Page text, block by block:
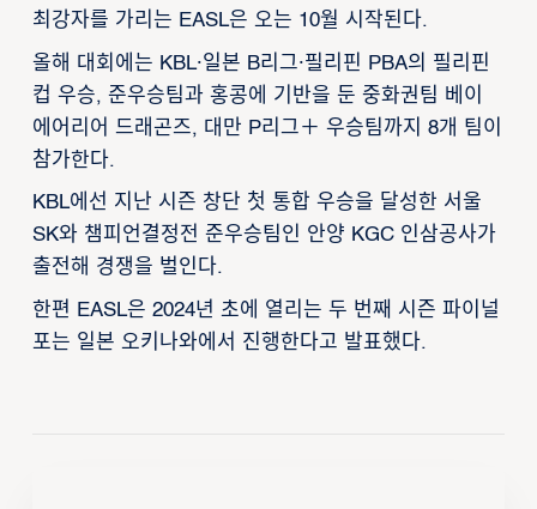
최강자를 가리는 EASL은 오는 10월 시작된다.
올해 대회에는 KBL·일본 B리그·필리핀 PBA의 필리핀
컵 우승, 준우승팀과 홍콩에 기반을 둔 중화권팀 베이
에어리어 드래곤즈, 대만 P리그＋ 우승팀까지 8개 팀이
참가한다.
KBL에선 지난 시즌 창단 첫 통합 우승을 달성한 서울
SK와 챔피언결정전 준우승팀인 안양 KGC 인삼공사가
출전해 경쟁을 벌인다.
한편 EASL은 2024년 초에 열리는 두 번째 시즌 파이널
포는 일본 오키나와에서 진행한다고 발표했다.